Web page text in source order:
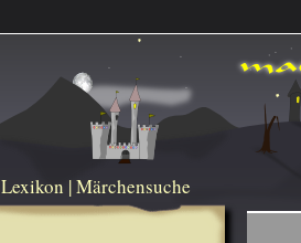
Lexikon |Märchensuche